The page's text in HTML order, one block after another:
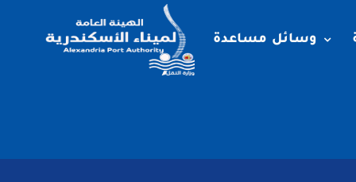
وسائل مساعدة